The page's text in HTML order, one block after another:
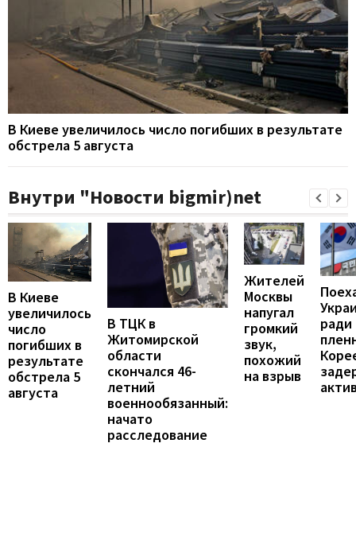
В Киеве увеличилось число погибших в результате
обстрела 5 августа
Внутри "Новости bigmir)net
В Киеве
увеличилось
число
погибших в
результате
обстрела 5
августа
В ТЦК в
Житомирской
области
скончался 46-
летний
военнообязанный:
начато
расследование
Жителей
Москвы
напугал
громкий
звук,
похожий
на взрыв
ради